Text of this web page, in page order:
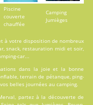
Piscine
couverte
chauffée
Camping
Jumièges
à votre disposition de nombreux
snack, restauration midi et soir,
car...
dans la joie et la bonne
terrain de pétanque, ping-
belles journées au camping.
partez à la découverte de